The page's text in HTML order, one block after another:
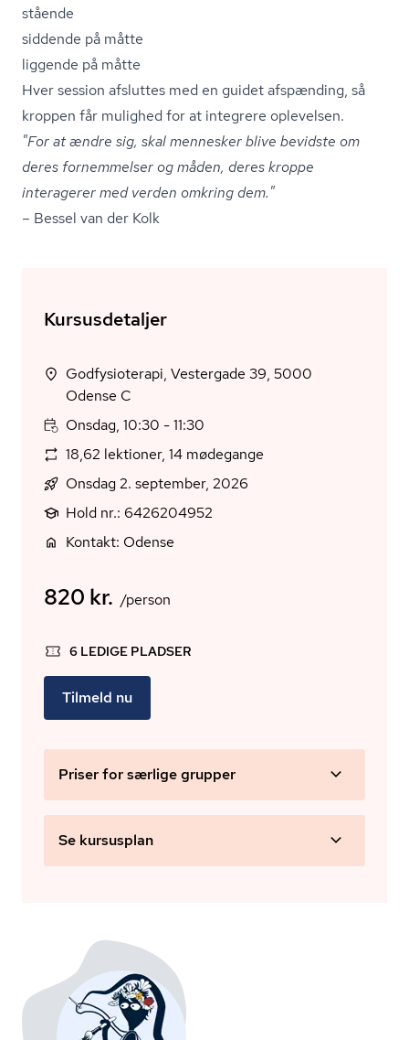
stående
siddende på måtte
liggende på måtte
Hver session afsluttes med en guidet afspænding, så
kroppen får mulighed for at integrere oplevelsen.
"For at ændre sig, skal mennesker blive bevidste om
deres fornemmelser og måden, deres kroppe
interagerer med verden omkring dem."
– Bessel van der Kolk
Kursusdetaljer
Godfysioterapi, Vestergade 39, 5000
Odense C
Onsdag, 10:30 - 11:30
18,62 lektioner, 14 mødegange
Onsdag 2. september, 2026
Hold nr.: 6426204952
Kontakt: Odense
820 kr. /person
6 LEDIGE PLADSER
Tilmeld nu
Priser for særlige grupper
Se kursusplan